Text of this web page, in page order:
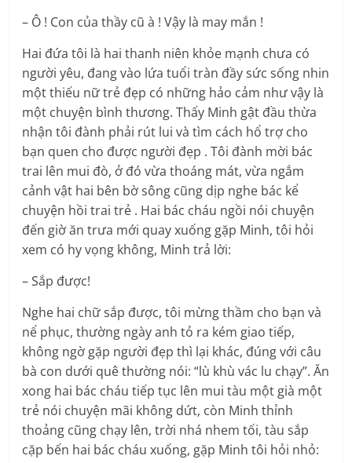
– Ô ! Con của thầy cũ à ! Vậy là may mắn !
Hai đứa tôi là hai thanh niên khỏe mạnh chưa có
người yêu, đang vào lứa tuổi tràn đầy sức sống nhin
một thiếu nữ trẻ đẹp có những hảo cảm như vậy là
một chuyện bình thương. Thấy Minh gật đầu thừa
nhận tôi đành phải rút lui và tìm cách hổ trợ cho
bạn quen cho được người đẹp . Tôi đành mời bác
trai lên mui đò, ở đó vừa thoáng mát, vừa ngắm
cảnh vật hai bên bờ sông cũng dịp nghe bác kể
chuyện hồi trai trẻ . Hai bác cháu ngồi nói chuyện
đến giờ ăn trưa mới quay xuống gặp Minh, tôi hỏi
xem có hy vọng không, Minh trả lời:
– Sắp được!
Nghe hai chữ sắp được, tôi mừng thầm cho bạn và
nể phục, thường ngày anh tỏ ra kém giao tiếp,
không ngờ gặp người đẹp thì lại khác, đúng với câu
bà con dưới quê thường nói: “lù khù vác lu chạy”. Ăn
xong hai bác cháu tiếp tục lên mui tàu một già một
trẻ nói chuyện mãi không dứt, còn Minh thỉnh
thoảng cũng chạy lên, trời nhá nhem tối, tàu sắp
cặp bến hai bác cháu xuống, gặp Minh tôi hỏi nhỏ: